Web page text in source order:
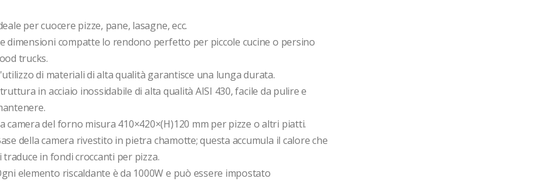
per cuocere pizze, pane, lasagne, ecc.
dimensioni compatte lo rendono perfetto per piccole cucine o persino
trucks.
di materiali di alta qualità garantisce una lunga durata.
in acciaio inossidabile di alta qualità AISI 430, facile da pulire e
camera del forno misura 410×420×(H)120 mm per pizze o altri piatti.
della camera rivestito in pietra chamotte; questa accumula il calore che
traduce in fondi croccanti per pizza.
elemento riscaldante è da 1000W e può essere impostato